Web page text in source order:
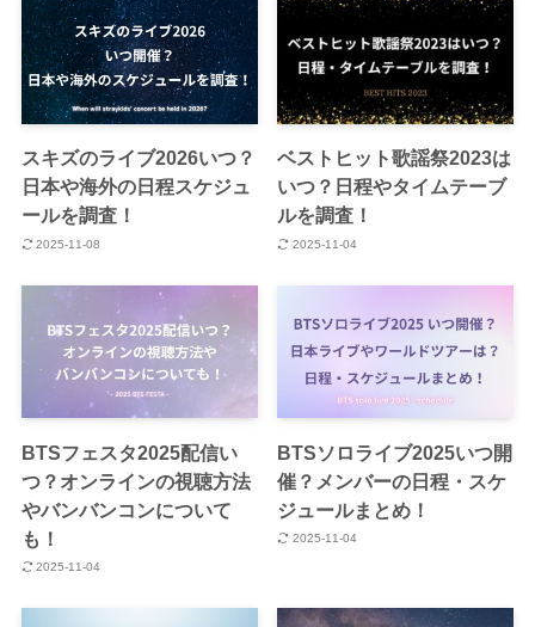
スキズのライブ2026いつ？
日本や海外の日程スケジュ
ールを調査！
2025-11-08
ベストヒット歌謡祭2023は
いつ？日程やタイムテーブ
ルを調査！
2025-11-04
BTSフェスタ2025配信い
つ？オンラインの視聴方法
やバンバンコンについて
も！
2025-11-04
BTSソロライブ2025いつ開
催？メンバーの日程・スケ
ジュールまとめ！
2025-11-04